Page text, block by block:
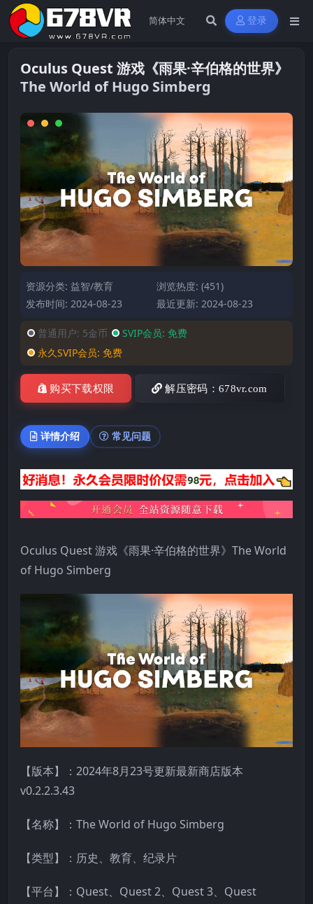
登录
Oculus Quest 游戏《雨果·辛伯格的世界》
The World of Hugo Simberg
资源分类: 益智/教育
浏览热度: (451)
发布时间: 2024-08-23
最近更新: 2024-08-23
普通用户: 5金币 SVIP会员: 免费
永久SVIP会员: 免费
购买下载权限 解压密码：678vr.com
详情介绍 常见问题
Oculus Quest 游戏《雨果·辛伯格的世界》The World
of Hugo Simberg
【版本】：2024年8月23号更新最新商店版本
v0.2.2.3.43
【名称】：The World of Hugo Simberg
【类型】：历史、教育、纪录片
【平台】：Quest、Quest 2、Quest 3、Quest